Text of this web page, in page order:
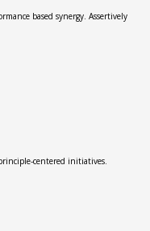
based synergy. Assertively
centered initiatives.